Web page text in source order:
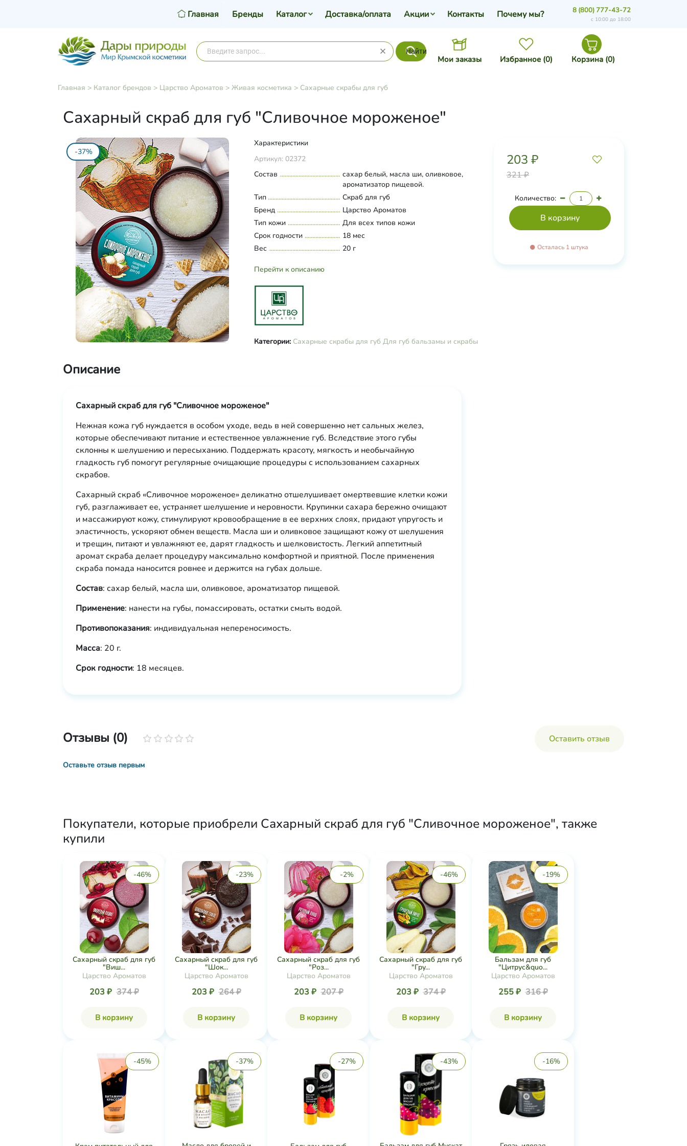
Найти
Мои заказы Избранное (0) Корзина (0)
Главная Бренды Каталог Доставка/оплата Акции Контакты Почему мы? 8 (800) 777-43-72
с 10:00 до 18:00
Главная > Каталог брендов > Царство Ароматов > Живая косметика > Сахарные скрабы для губ
Сахарный скраб для губ "Сливочное мороженое"
-37%
Характеристики
Артикул: 02372
Состав
сахар белый, масла ши, оливковое,
ароматизатор пищевой.
Тип
Скраб для губ
Бренд
Царство Ароматов
Тип кожи
Для всех типов кожи
Срок годности
18 мес
Вес
20 г
Перейти к описанию
Категории: Сахарные скрабы для губ Для губ бальзамы и скрабы
203 ₽
321 ₽
Количество:
Осталась 1 штука
Описание
Сахарный скраб для губ "Сливочное мороженое"
Нежная кожа губ нуждается в особом уходе, ведь в ней совершенно нет сальных желез,
которые обеспечивают питание и естественное увлажнение губ. Вследствие этого губы
склонны к шелушению и пересыханию. Поддержать красоту, мягкость и необычайную
гладкость губ помогут регулярные очищающие процедуры с использованием сахарных
скрабов.
Сахарный скраб «Сливочное мороженое» деликатно отшелушивает омертвевшие клетки кожи
губ, разглаживает ее, устраняет шелушение и неровности. Крупинки сахара бережно очищают
и массажируют кожу, стимулируют кровообращение в ее верхних слоях, придают упругость и
эластичность, ускоряют обмен веществ. Масла ши и оливковое защищают кожу от шелушения
и трещин, питают и увлажняют ее, дарят гладкость и шелковистость. Легкий аппетитный
аромат скраба делает процедуру максимально комфортной и приятной. После применения
скраба помада наносится ровнее и держится на губах дольше.
Состав: сахар белый, масла ши, оливковое, ароматизатор пищевой.
Применение: нанести на губы, помассировать, остатки смыть водой.
Противопоказания: индивидуальная непереносимость.
Масса: 20 г.
Срок годности: 18 месяцев.
Отзывы (0) Оставить отзыв
Оставьте отзыв первым
Покупатели, которые приобрели Сахарный скраб для губ "Сливочное мороженое", также
купили
-46%
Сахарный скраб для губ
"Виш...
Царство Ароматов
203 ₽ 374 ₽
В корзину
-23%
Сахарный скраб для губ
"Шок...
Царство Ароматов
203 ₽ 264 ₽
В корзину
-2%
Сахарный скраб для губ
"Роз...
Царство Ароматов
203 ₽ 207 ₽
В корзину
-46%
Сахарный скраб для губ
"Гру...
Царство Ароматов
203 ₽ 374 ₽
В корзину
-19%
Бальзам для губ
"Цитрус&quo...
Царство Ароматов
255 ₽ 316 ₽
В корзину
-45% -37% -27% -43% -16%